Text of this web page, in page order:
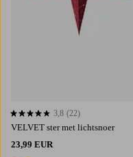
VELVET ster met lichtsnoer
23,99 EUR
3,8 op basis van 22 beoordelingen
3,8 (22)